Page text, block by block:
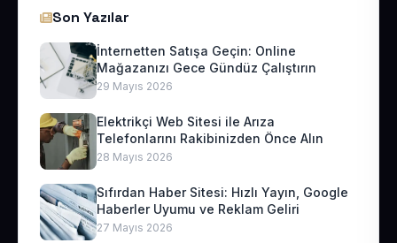
Son Yazılar
İnternetten Satışa Geçin: Online
Mağazanızı Gece Gündüz Çalıştırın
29 Mayıs 2026
Elektrikçi Web Sitesi ile Arıza
Telefonlarını Rakibinizden Önce Alın
28 Mayıs 2026
Sıfırdan Haber Sitesi: Hızlı Yayın, Google
Haberler Uyumu ve Reklam Geliri
27 Mayıs 2026